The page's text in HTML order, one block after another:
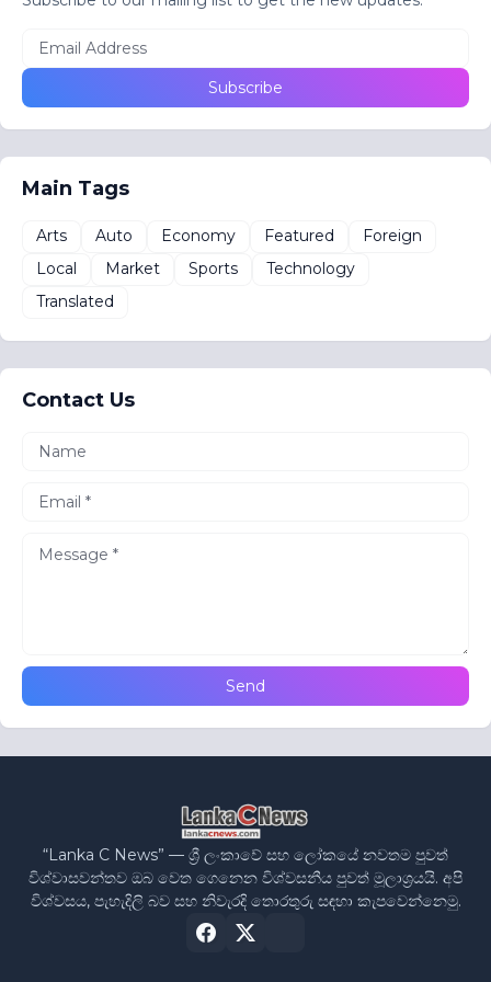
Main Tags
Arts Auto Economy Featured
Foreign
Local
Market Sports
Technology
Translated
Contact Us
“Lanka C News” — ශ්‍රී ලංකාවේ සහ ලෝකයේ නවතම පුවත්
විශ්වාසවන්තව ඔබ වෙත ගෙනෙන විශ්වසනීය පුවත් මූලාශ්‍රයයි. අපි
විශ්වසය, පැහැදිලි බව සහ නිවැරදි තොරතුරු සඳහා කැපවෙන්නෙමු.